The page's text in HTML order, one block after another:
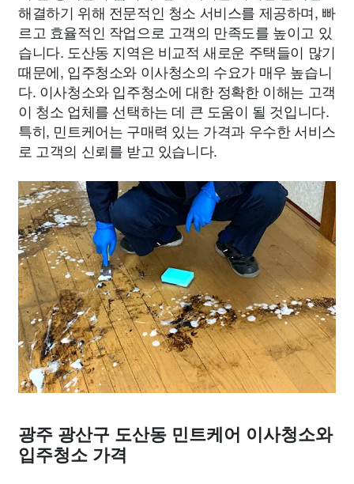
해결하기 위해 전문적인 청소 서비스를 제공하며, 빠
르고 효율적인 작업으로 고객의 만족도를 높이고 있
습니다. 도산동 지역은 비교적 새로운 주택들이 많기
때문에, 입주청소와 이사청소의 수요가 매우 높습니
다. 이사청소와 입주청소에 대한 정확한 이해는 고객
이 청소 업체를 선택하는 데 큰 도움이 될 것입니다.
특히, 민트케어는 구매력 있는 가격과 우수한 서비스
로 고객의 신뢰를 받고 있습니다.
광주 광산구 도산동 민트케어 이사청소와
입주청소 가격